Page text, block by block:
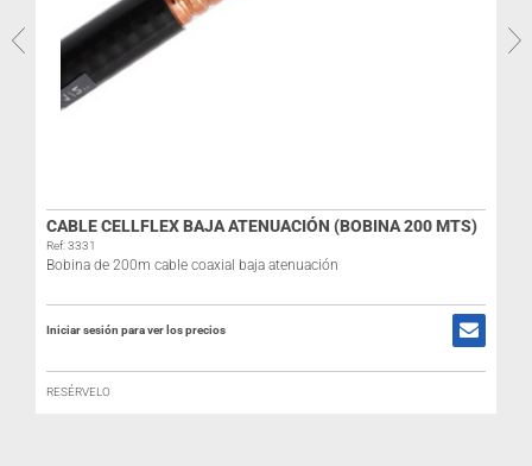
CABLE CELLFLEX BAJA ATENUACIÓN (BOBINA 200 MTS)
Ref: 3331
Bobina de 200m cable coaxial baja atenuación
Iniciar sesión para ver los precios
RESÉRVELO